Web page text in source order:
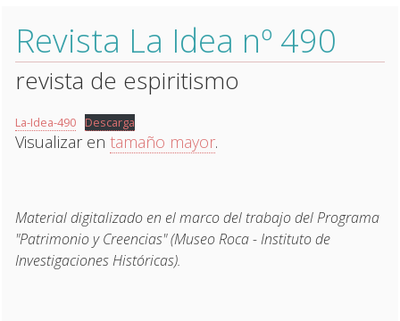
Revista La Idea nº 490
revista de espiritismo
La-Idea-490 Descarga
Visualizar entamaño mayor.
Material digitalizado en el marco del trabajo del Programa
"Patrimonio y Creencias" (Museo Roca - Instituto de
Investigaciones Históricas).